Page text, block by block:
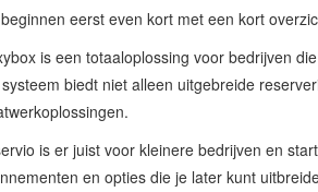
eerst even kort met een kort
is een totaaloplossing voor bedrijven
biedt niet alleen uitgebreide
is er juist voor kleinere bedrijven en
en opties die je later kunt